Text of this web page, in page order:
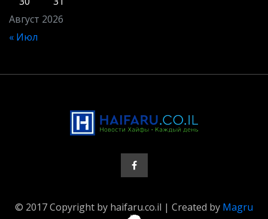
Август 2026
« Июл
© 2017 Copyright by haifaru.co.il | Created by Magru